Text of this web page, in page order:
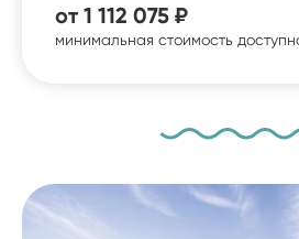
от 1 112 075 ₽
минимальная стоимость